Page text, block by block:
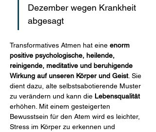
Dezember wegen Krankheit
abgesagt
Transformatives Atmen hat eine enorm
positive psychologische, heilende,
reinigende, meditative und beruhigende
Wirkung auf unseren Körper und Geist. Sie
dient dazu, alte selbstsabotierende Muster
zu verändern und kann die Lebensqualität
erhöhen. Mit einem gesteigerten
Bewusstsein für den Atem wird es leichter,
Stress im Körper zu erkennen und